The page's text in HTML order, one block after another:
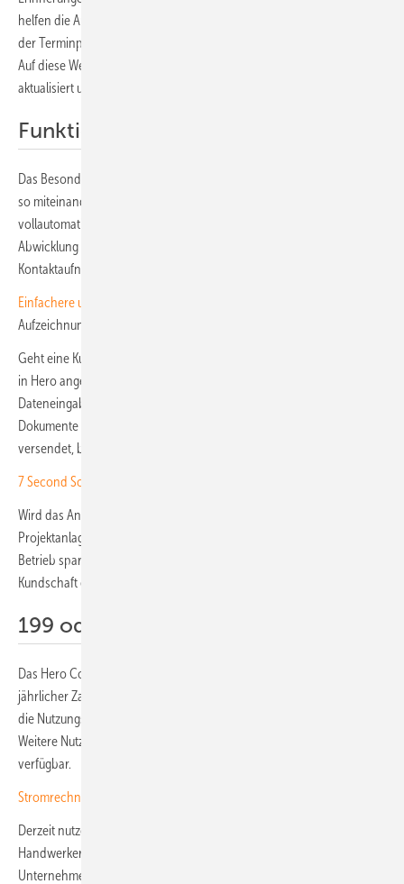
helfen die Automatisierungsfunktionen bei der Aufgabenverteilung,
der Terminplanung sowie mit einer vollautomatisierten Dateiablage.
Auf diese Weise sind die Projekte sauber strukturiert, jederzeit
aktualisiert und nachvollziehbar.
Funktionen verknüpfen
Das Besondere am Copilot-Paket: Die einzelnen Funktionen können
so miteinander verknüpft werden, dass komplette Prozesse
vollautomatisiert ablaufen. Ein Beispiel ist die Leadpipeline, also die
Abwicklung einer initialen Kundenanfrage von der ersten
Kontaktaufnahme bis zum eigentlichen Projektstart.
Einfachere und schnellere Entwicklung von Solarprojekten
Aufzeichnung)
Geht eine Kundenanfrage über die Website ein, wird sie automatisch
in Hero angelegt. Der Kunde erhält eine Begrüßungsmail mit Link zur
Dateneingabe für die Projektkalkulation. Informationen und
Dokumente landen zentral im System: Angebote werden automatisch
versendet, bei Rückfragen erinnert das System selbstständig.
7 Second Solar stellt innovatives Planungstool Auto PV vor
Wird das Angebot angenommen, erfolgt die automatische
Projektanlage. So entfallen viele manuelle Einzelschritte – und der
Betrieb spart zum einen Zeit und zum anderen bietet er seiner eigenen
Kundschaft eine transparente und schnelle Kommunikation.
199 oder 234 Euro je Monat
Das Hero Copilot-Paket ist ab 234 Euro im Monat erhältlich. Bei
jährlicher Zahlung kostet es zwölfmal 199 Euro. Der Preis beinhaltet
die Nutzungslizenz sowie ein umfassendes Automatisierungssetup.
Weitere Nutzungslizenzen sind gegen einen Aufpreis von je 59 Euro
verfügbar.
Stromrechnung für Entsorger deutlich gesenkt
Derzeit nutzen bereits mehr als 28.000 Handwerkerinnen und
Handwerker die Software von Hero. Gegründet wurde das
Unternehmen 2020 von Dr. Michael Kessler und Philipp Lyding.